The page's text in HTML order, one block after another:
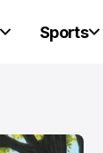
Sports